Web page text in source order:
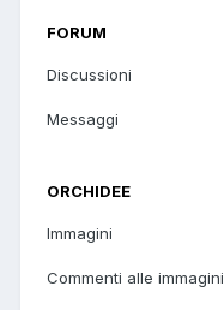
FORUM
Discussioni
Messaggi
ORCHIDEE
Immagini
Commenti alle immagini